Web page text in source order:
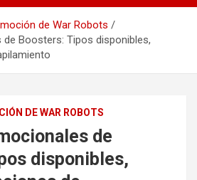
de War Robots
Boosters: Tipos disponibles,
DE WAR ROBOTS
de
disponibles,